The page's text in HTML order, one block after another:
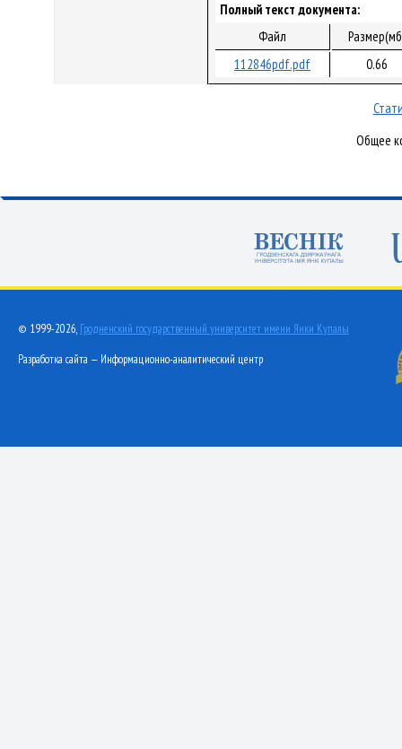
Полный текст документа:
Файл
112846pdf.pdf
0.66
Общее
© 1999-2026, Гродненский государственный университет имени Янки Купалы
Разработка сайта — Информационно-аналитический центр